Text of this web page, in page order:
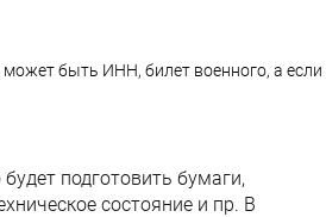
быть ИНН, билет военного, а
подготовить бумаги,
состояние и пр. В